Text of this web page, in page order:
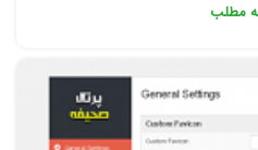
مطلب